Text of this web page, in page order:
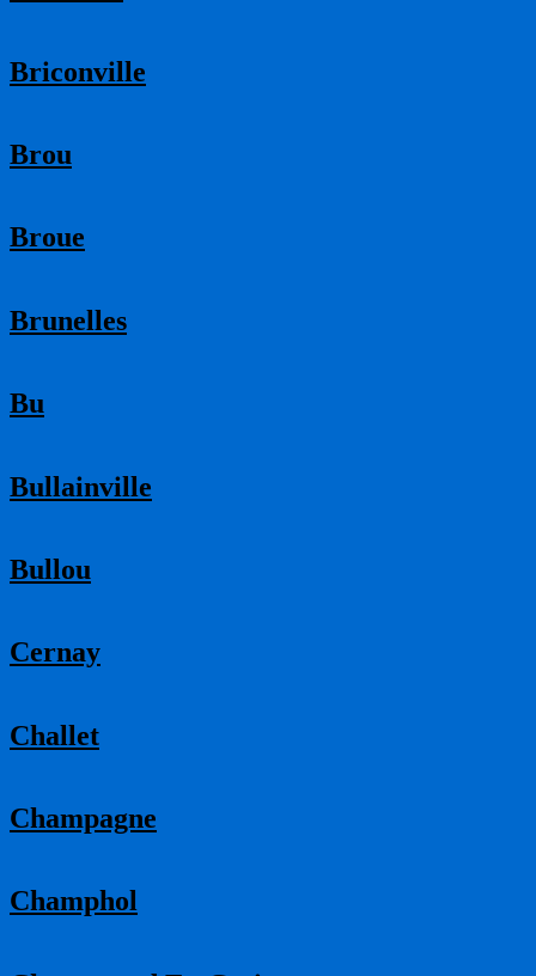
Briconville
Brou
Broue
Brunelles
Bu
Bullainville
Bullou
Cernay
Challet
Champagne
Champhol